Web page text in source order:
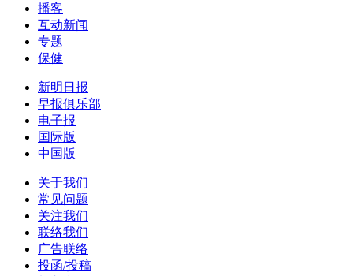
播客
互动新闻
专题
保健
新明日报
早报俱乐部
电子报
国际版
中国版
关于我们
常见问题
关注我们
联络我们
广告联络
投函/投稿